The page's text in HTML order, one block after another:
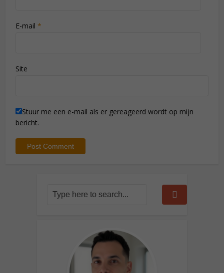
E-mail*
Site
Stuur me een e-mail als er gereageerd wordt op mijn
bericht.